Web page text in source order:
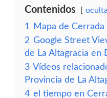
Contenidos
1
Mapa de Cerrada
2 Google Street
de La Altagracia en
3 Vídeos
Provincia de La
4 el tiempo en